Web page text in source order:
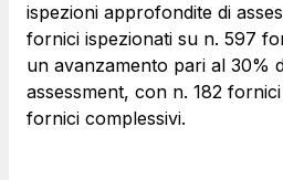
ispezioni approfondite di
fornici ispezionati su n. 597
un avanzamento pari al 30%
assessment, con n. 182
fornici complessivi.